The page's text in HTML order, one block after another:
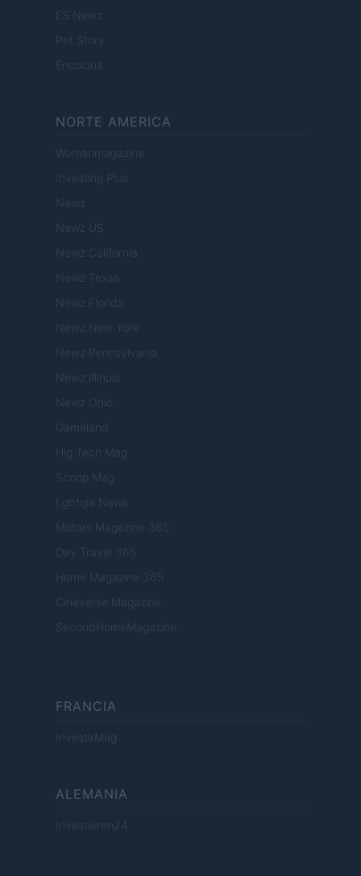
ES Newz
Pet Story
Encocina
NORTE AMERICA
Womanmagazine
Investing Plus
Newz
Newz US
Newz California
Newz Texas
Newz Florida
Newz New York
Newz Pennsylvania
Newz Illinois
Newz Ohio
Gameland
Hig Tech Mag
Scoop Mag
Lgbtqia News
Motors Magazine 365
Day Travel 365
Home Magazine 365
Cineverse Magazine
SecondHomeMagazine
FRANCIA
InvestirMag
ALEMANIA
Investieren24